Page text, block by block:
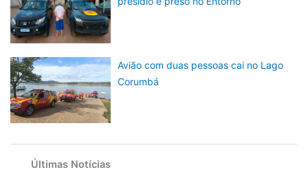
Avião com duas pessoas cai no Lago
Corumbá
Últimas Notícias